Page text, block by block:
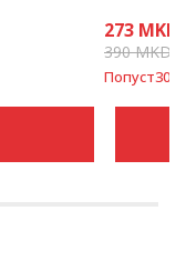
273 MKD
390MKD
Попуст30